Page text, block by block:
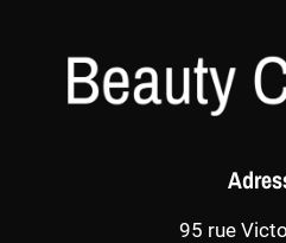
95 rue